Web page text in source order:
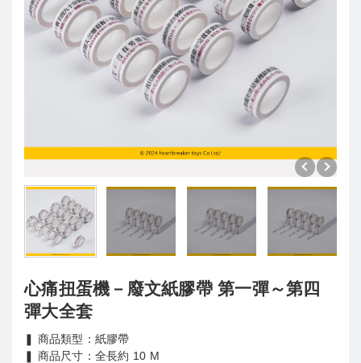
心痛扭蛋機－廢文紙膠帶 第一彈～第四
彈大全套
❚ 商品類型：紙膠帶
❚ 商品尺寸：全長約 10 M